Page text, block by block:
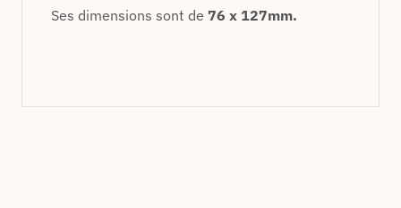
Ses dimensions sont de 76 x 127mm.